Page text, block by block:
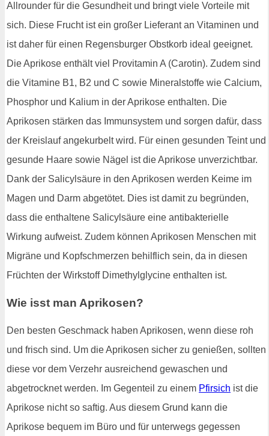
Allrounder für die Gesundheit und bringt viele Vorteile mit
sich. Diese Frucht ist ein großer Lieferant an Vitaminen und
ist daher für einen Regensburger Obstkorb ideal geeignet.
Die Aprikose enthält viel Provitamin A (Carotin). Zudem sind
die Vitamine B1, B2 und C sowie Mineralstoffe wie Calcium,
Phosphor und Kalium in der Aprikose enthalten. Die
Aprikosen stärken das Immunsystem und sorgen dafür, dass
der Kreislauf angekurbelt wird. Für einen gesunden Teint und
gesunde Haare sowie Nägel ist die Aprikose unverzichtbar.
Dank der Salicylsäure in den Aprikosen werden Keime im
Magen und Darm abgetötet. Dies ist damit zu begründen,
dass die enthaltene Salicylsäure eine antibakterielle
Wirkung aufweist. Zudem können Aprikosen Menschen mit
Migräne und Kopfschmerzen behilflich sein, da in diesen
Früchten der Wirkstoff Dimethylglycine enthalten ist.
Wie isst man Aprikosen?
Den besten Geschmack haben Aprikosen, wenn diese roh
und frisch sind. Um die Aprikosen sicher zu genießen, sollten
diese vor dem Verzehr ausreichend gewaschen und
abgetrocknet werden. Im Gegenteil zu einem Pfirsich ist die
Aprikose nicht so saftig. Aus diesem Grund kann die
Aprikose bequem im Büro und für unterwegs gegessen